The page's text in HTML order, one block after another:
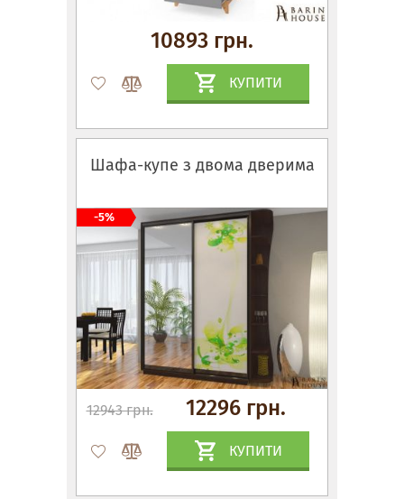
10893 грн.
КУПИТИ
Шафа-купе з двома дверима
12943 грн. 12296 грн.
КУПИТИ
-5%